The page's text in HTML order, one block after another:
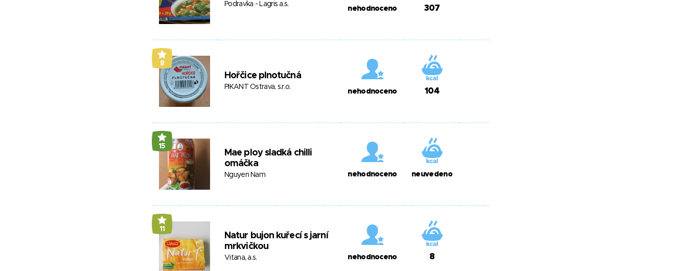
Podravka - Lagris a.s.
nehodnoceno 307
8
Hořčice plnotučná
PIKANT Ostrava, s.r.o.
nehodnoceno 104
15
Mae ploy sladká chilli
omáčka
Nguyen Nam nehodnoceno neuvedeno
11
Natur bujon kuřecí s jarní
mrkvičkou
Vitana, a.s. nehodnoceno 8